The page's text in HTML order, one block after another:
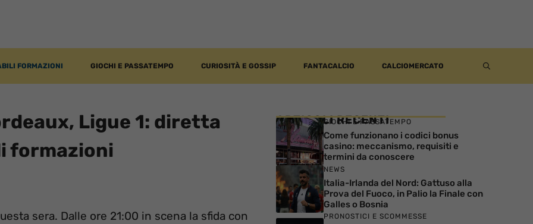
FORMAZIONI GIOCHI E PASSATEMPO CURIOSITÀ E GOSSIP FANTACALCIO CALCIOMERCATO
Ligue 1: diretta
formazioni
sera. Dalle ore 21:00 in scena la sfida con
ARTICOLI RECENTI
GIOCHI E PASSATEMPO
Come funzionano i codici bonus
casino: meccanismo, requisiti e
termini da conoscere
NEWS
Italia-Irlanda del Nord: Gattuso alla
Prova del Fuoco, in Palio la Finale con
Galles o Bosnia
PRONOSTICI E SCOMMESSE